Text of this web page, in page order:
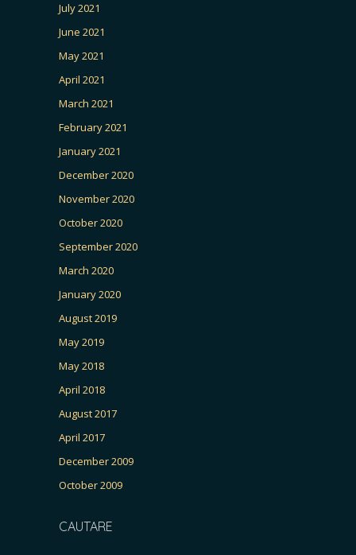
July 2021
June 2021
May 2021
April 2021
March 2021
February 2021
January 2021
December 2020
November 2020
October 2020
September 2020
March 2020
January 2020
August 2019
May 2019
May 2018
April 2018
August 2017
April 2017
December 2009
October 2009
CAUTARE